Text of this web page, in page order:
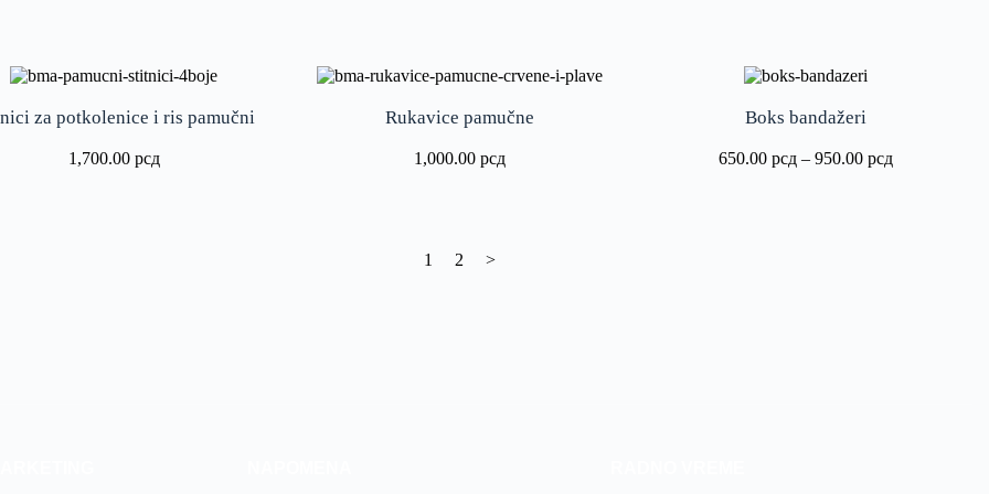
za potkolenice i ris pamučni
1,700.00 рсд
Rukavice pamučne
1,000.00рсд
Boks bandažeri
650.00рсд – 950.00рсд
1 2 >